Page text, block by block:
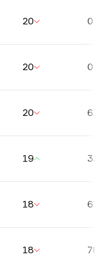
20 0
20 0
20
19
18
18